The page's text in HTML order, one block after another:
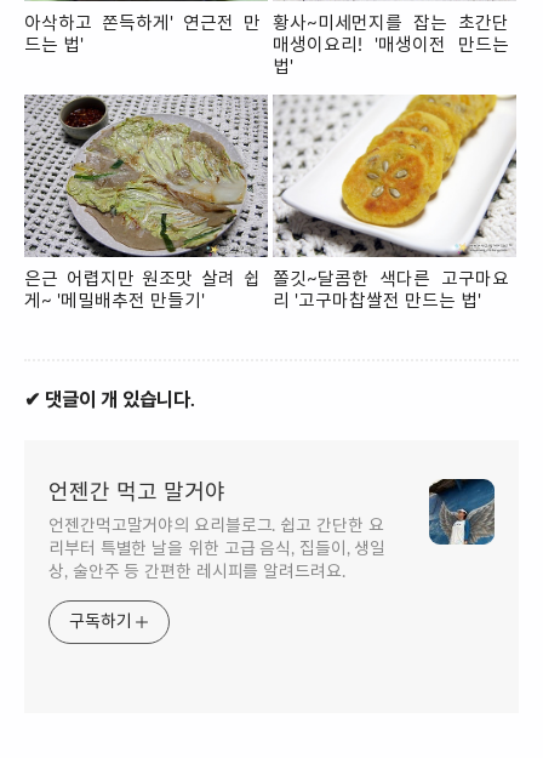
아삭하고 쫀득하게' 연근전 만
드는 법'
황사~미세먼지를 잡는 초간단
매생이요리! '매생이전 만드는
법'
은근 어렵지만 원조맛 살려 쉽
게~ '메밀배추전 만들기'
쫄깃~달콤한 색다른 고구마요
리 '고구마찹쌀전 만드는 법'
✔ 댓글이 개 있습니다.
언젠간 먹고 말거야
언젠간먹고말거야의 요리블로그. 쉽고 간단한 요
리부터 특별한 날을 위한 고급 음식, 집들이, 생일
상, 술안주 등 간편한 레시피를 알려드려요.
구독하기